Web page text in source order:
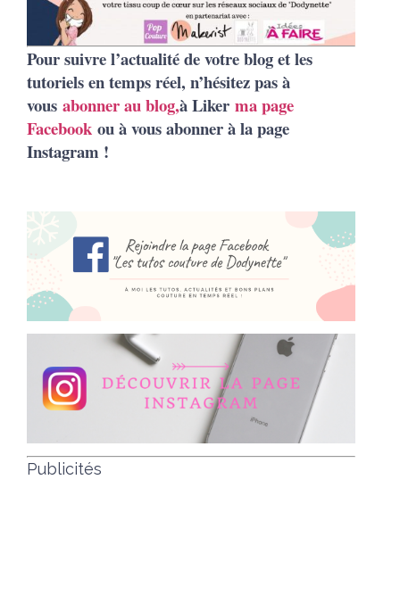
Pour suivre l’actualité de votre blog et les
tutoriels en temps réel, n’hésitez pas à
vous abonner au blog,à Liker ma page
Facebook ou à vous abonner à la page
Instagram !
Publicités